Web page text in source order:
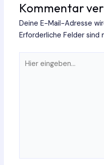
Kommentar
Deine E-Mail-Adresse
Erforderliche Felder sind
eingeben…